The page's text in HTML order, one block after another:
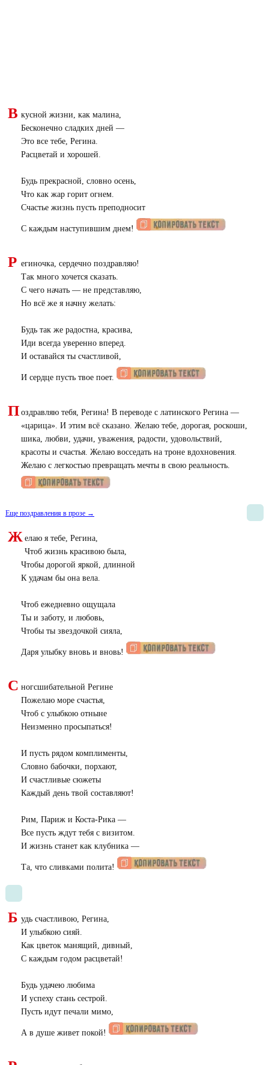
В кусной жизни, как малина,
Бесконечно сладких дней —
Это все тебе, Регина.
Расцветай и хорошей.
Будь прекрасной, словно осень,
Что как жар горит огнем.
Счастье жизнь пусть преподносит
С каждым наступившим днем!
Р егиночка, сердечно поздравляю!
Так много хочется сказать.
С чего начать ― не представляю,
Но всё же я начну желать:
Будь так же радостна, красива,
Иди всегда уверенно вперед.
И оставайся ты счастливой,
И сердце пусть твое поет.
П оздравляю тебя, Регина! В переводе с латинского Регина —
«царица». И этим всё сказано. Желаю тебе, дорогая, роскоши,
шика, любви, удачи, уважения, радости, удовольствий,
красоты и счастья. Желаю восседать на троне вдохновения.
Желаю с легкостью превращать мечты в свою реальность.
Еще поздравления в прозе →
Ж елаю я тебе, Регина,
Чтоб жизнь красивою была,
Чтобы дорогой яркой, длинной
К удачам бы она вела.
Чтоб ежедневно ощущала
Ты и заботу, и любовь,
Чтобы ты звездочкой сияла,
Даря улыбку вновь и вновь!
С ногсшибательной Регине
Пожелаю море счастья,
Чтоб с улыбкою отныне
Неизменно просыпаться!
И пусть рядом комплименты,
Словно бабочки, порхают,
И счастливые сюжеты
Каждый день твой составляют!
Рим, Париж и Коста-Рика —
Все пусть ждут тебя с визитом.
И жизнь станет как клубника —
Та, что сливками полита!
Б удь счастливою, Регина,
И улыбкою сияй.
Как цветок манящий, дивный,
С каждым годом расцветай!
Будь удачею любима
И успеху стань сестрой.
Пусть идут печали мимо,
А в душе живет покой!